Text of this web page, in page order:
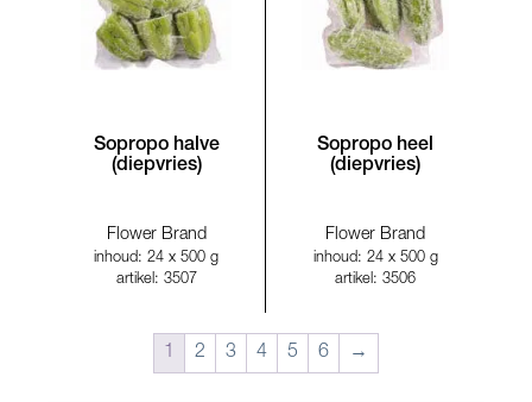
Sopropo halve
(diepvries)
Flower Brand
inhoud: 24 x 500 g
artikel: 3507
Sopropo heel
(diepvries)
Flower Brand
inhoud: 24 x 500 g
artikel: 3506
1 2 3 4 5 6 →